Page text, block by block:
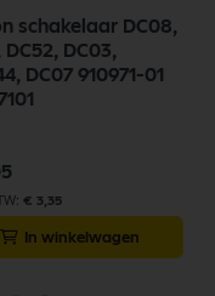
schakelaar DC08,
DC52, DC03,
DC07 910971-01
€ 3,35
In winkelwagen